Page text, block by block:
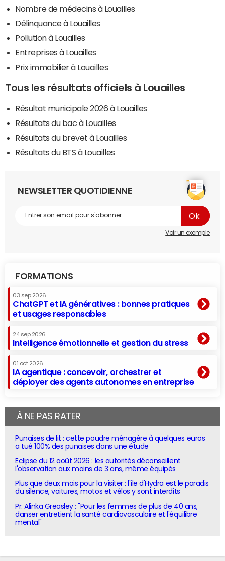
Nombre de médecins à Louailles
Délinquance à Louailles
Pollution à Louailles
Entreprises à Louailles
Prix immobilier à Louailles
Tous les résultats officiels à Louailles
Résultat municipale 2026 à Louailles
Résultats du bac à Louailles
Résultats du brevet à Louailles
Résultats du BTS à Louailles
NEWSLETTER QUOTIDIENNE
Voir un exemple
FORMATIONS
03 sep 2026
ChatGPT et IA génératives : bonnes pratiques
et usages responsables
24 sep 2026
Intelligence émotionnelle et gestion du stress
01 oct 2026
IA agentique : concevoir, orchestrer et
déployer des agents autonomes en entreprise
À NE PAS RATER
Punaises de lit : cette poudre ménagère à quelques euros
a tué 100% des punaises dans une étude
Eclipse du 12 août 2026 : les autorités déconseillent
l'observation aux moins de 3 ans, même équipés
Plus que deux mois pour la visiter : l'île d'Hydra est le paradis
du silence, voitures, motos et vélos y sont interdits
Pr. Alinka Greasley : "Pour les femmes de plus de 40 ans,
danser entretient la santé cardiovasculaire et l'équilibre
mental"